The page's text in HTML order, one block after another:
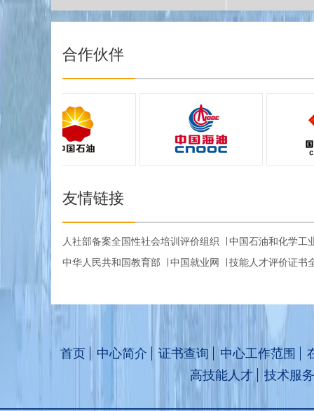
合作伙伴
友情链接
人社部备案全国性社会培训评价组织
中国石油和化学工
中华人民共和国教育部
中国就业网 技能人才评价证书
首页 中心简介 证书查询 中心工作范围
高技能人才
技术服务